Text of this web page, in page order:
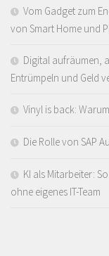
Vom Gadget zum
von Smart Home und
Digital aufräumen,
Entrümpeln und Geld
Vinyl is back:
Die Rolle von SAP
KI als Mitarbeiter:
ohne eigenes IT-Team